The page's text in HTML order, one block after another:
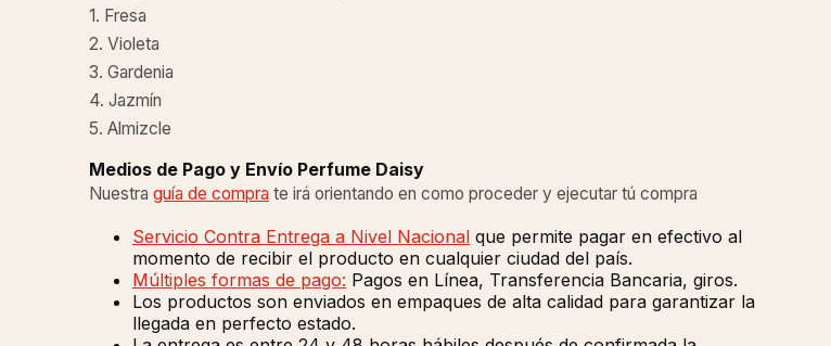
1. Fresa
2. Violeta
3. Gardenia
4. Jazmín
5. Almizcle
Medios de Pago y Envío Perfume Daisy
Nuestra guía de compra te irá orientando en como proceder y ejecutar tú compra
Servicio Contra Entrega a Nivel Nacional que permite pagar en efectivo al
momento de recibir el producto en cualquier ciudad del país.
Múltiples formas de pago: Pagos en Línea, Transferencia Bancaria, giros.
Los productos son enviados en empaques de alta calidad para garantizar la
llegada en perfecto estado.